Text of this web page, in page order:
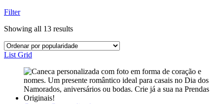
Filter
Showing all 13 results
List Grid